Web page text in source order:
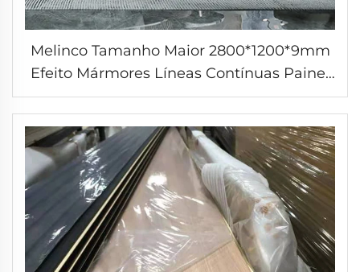
Melinco Tamanho Maior 2800*1200*9mm
Efeito Mármores Líneas Contínuas Painel
Sólido Interior Compósito de Madeira
Plástica